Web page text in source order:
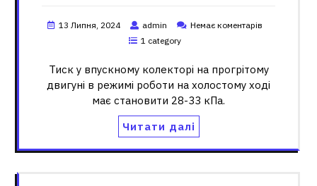
13 Липня, 2024 admin
Немає коментарів
1 category
Тиск у впускному колекторі на прогрітому
двигуні в режимі роботи на холостому ході
має становити 28-33 кПа.
Читати далі